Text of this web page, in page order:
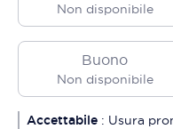
Non disponibile
Buono
Non disponibile
Accettabile : Usura